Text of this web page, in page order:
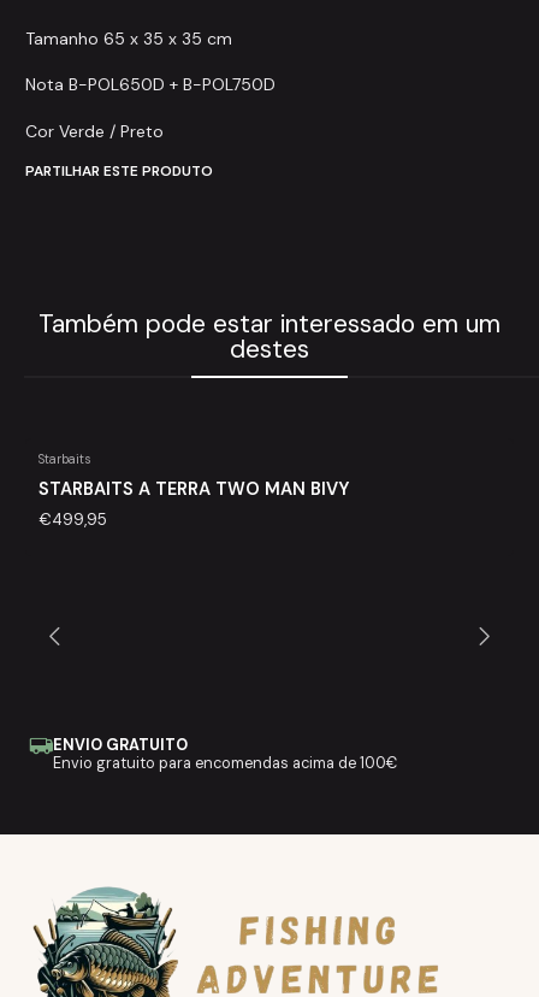
Tamanho 65 x 35 x 35 cm
Nota B-POL650D + B-POL750D
Cor Verde / Preto
PARTILHAR ESTE PRODUTO
Também pode estar interessado em um
destes
Starbaits
STARBAITS A TERRA TWO MAN BIVY
€499,95
ENVIO GRATUITO
Envio gratuito para encomendas acima de 100€